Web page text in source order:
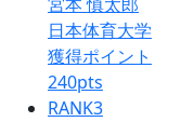
宮本 慎太郎
日本体育大学
獲得ポイント
240pts
RANK3